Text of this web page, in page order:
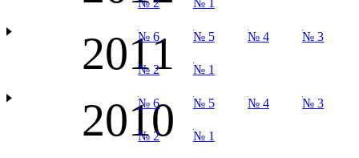
№ 2 № 1
2011
№ 6 № 5 № 4 № 3
№ 2 № 1
2010
№ 6 № 5 № 4 № 3
№ 2 № 1